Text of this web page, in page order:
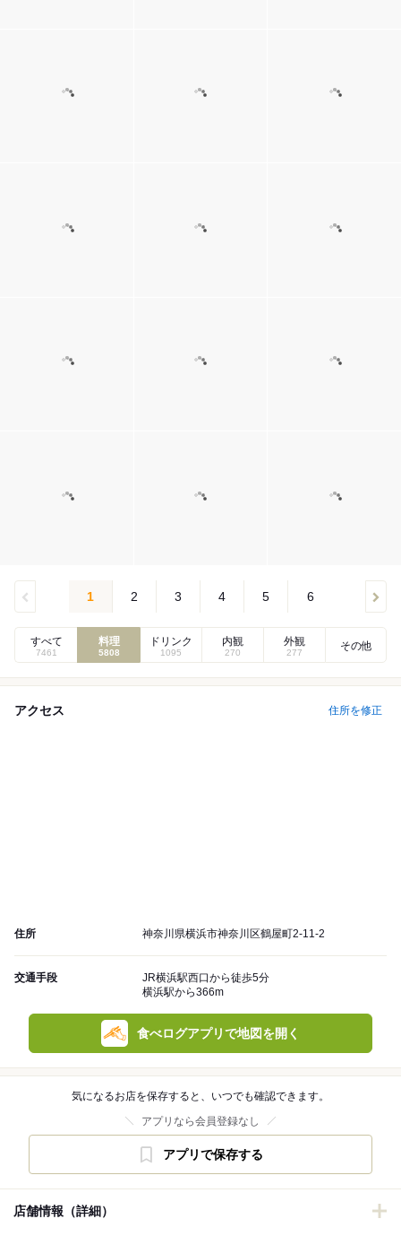
1 2 3 4 5 6
すべて
7461
料理
5808
ドリンク
1095
内観
270
外観
277
その他
アクセス 住所を修正
住所 神奈川県横浜市神奈川区鶴屋町2-11-2
交通手段
JR横浜駅西口から徒歩5分
横浜駅から366m
食べログアプリで地図を開く
気になるお店を保存すると、いつでも確認できます。
アプリなら会員登録なし
アプリで保存する
店舗情報（詳細）